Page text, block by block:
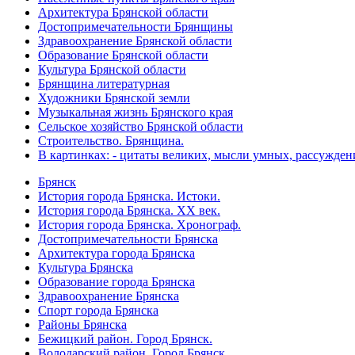
Архитектура Брянской области
Достопримечательности Брянщины
Здравоохранение Брянской области
Образование Брянской области
Культура Брянской области
Брянщина литературная
Художники Брянской земли
Музыкальная жизнь Брянского края
Сельское хозяйство Брянской области
Строительство. Брянщина.
В картинках: - цитаты великих, мысли умных,
Брянск
История города Брянска. Истоки.
История города Брянска. XX век.
История города Брянска. Хронограф.
Достопримечательности Брянска
Архитектура города Брянска
Культура Брянска
Образование города Брянска
Здравоохранение Брянска
Спорт города Брянска
Районы Брянска
Бежицкий район. Город Брянск.